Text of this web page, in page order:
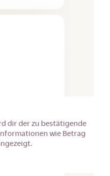
dir der zu bestätigende
wie Betrag